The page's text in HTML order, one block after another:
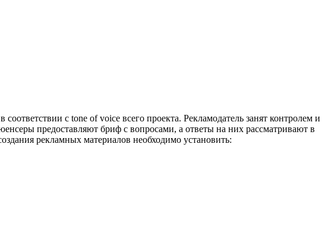
с tone of voice всего проекта. Рекламодатель занят контролем и
предоставляют бриф с вопросами, а ответы на них рассматривают в
рекламных материалов необходимо установить: